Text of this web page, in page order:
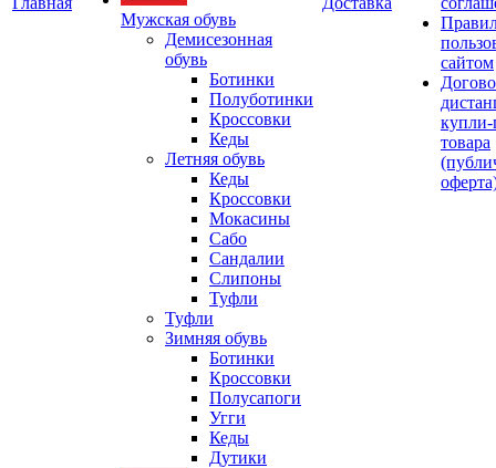
Мужская обувь
Демисезонная
обувь
Ботинки
Полуботинки
Кроссовки
Кеды
Летняя обувь
Кеды
Кроссовки
Мокасины
Сабо
Сандалии
Слипоны
Туфли
Туфли
Зимняя обувь
Ботинки
Кроссовки
Полусапоги
Угги
Кеды
Дутики
сайтом
товара